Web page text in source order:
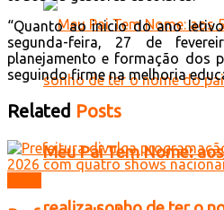
Meu Pai Tem Nome:
“Quanto ao inicio do ano
segunda-feira, 27 de
planejamento e formação dos
seguindo firme na melhoria
Related Posts